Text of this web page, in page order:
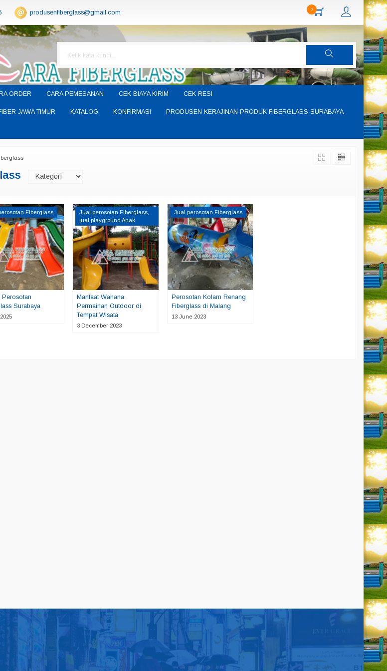
produsenfiberglass@gmail.com 0
ORDER CARA PEMESANAN CEK BIAYA KIRIM CEK RESI
JAWA TIMUR KATALOG KONFIRMASI PRODUSEN KERAJINAN PRODUK FIBERGLASS SURABAYA
Fiberglass
Perosotan
Surabaya
Jual perosotan Fiberglass
jual playground Anak
Manfaat Wahana
Permainan Outdoor di
Tempat Wisata
3 December 2023
Jual perosotan Fiberglass
Perosotan Kolam Renang
Fiberglass di Malang
13 June 2023